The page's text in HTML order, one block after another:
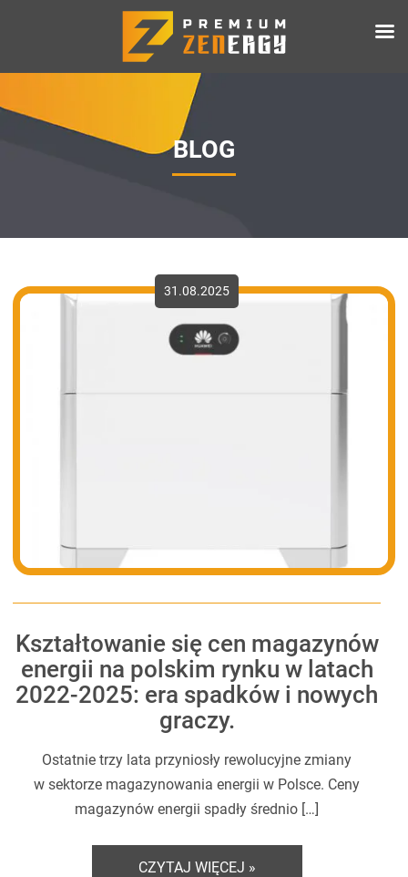
BLOG
31.08.2025
Kształtowanie się cen magazynów
energii na polskim rynku w latach
2022-2025: era spadków i nowych
graczy.
Ostatnie trzy lata przyniosły rewolucyjne zmiany
w sektorze magazynowania energii w Polsce. Ceny
magazynów energii spadły średnio […]
CZYTAJ WIĘCEJ »